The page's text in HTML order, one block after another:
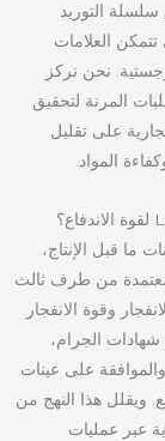
سلسلة التوريد
العلامات
نحن نركز
المرنة لتحقيق
على تقليل
المواد.
ما قبل الإنتاج،
معتمدة من طرف ثالث
وقوة الانفجار
الجرام،
على عينات
ويقلل هذا النهج من
عبر عمليات